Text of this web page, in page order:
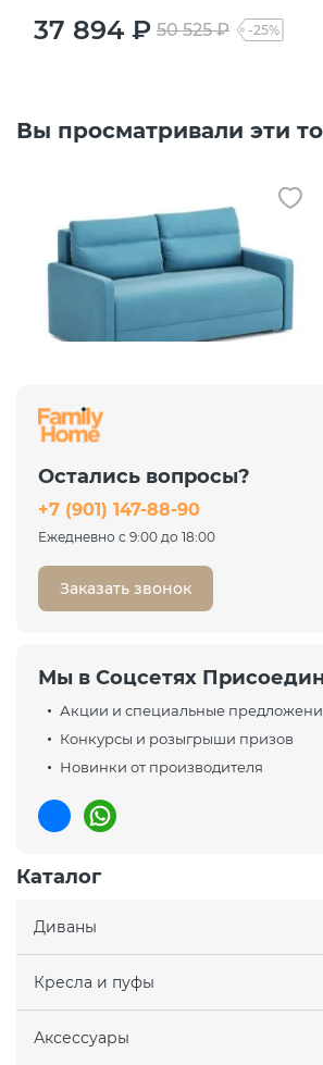
37 894 ₽ 50 525 ₽ -25%
Вы просматривали эти
Диван Хортон Camaro 21
бирюзовый
35 451 ₽ 47 268 ₽
Остались вопросы?
+7 (901) 147-88-90
Ежедневно с 9:00 до 18:00
Заказать звонок
Мы в Соцсетях
Акции и специальные
Конкурсы и розыгрыши призов
Новинки от производителя
Каталог
Диваны
Кресла и пуфы
Аксессуары